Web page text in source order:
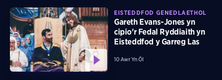
EISTEDDFOD GENEDLAETHOL
Gareth Evans-Jones yn
cipio'r Fedal Ryddiaith yn
Eisteddfod y Garreg Las
10 Awr Yn Ôl